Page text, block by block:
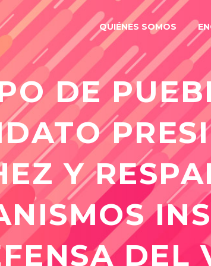
QUIÉNES SOMOS
DE
Y
DEL